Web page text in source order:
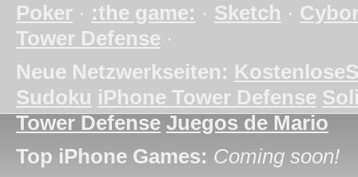
Poker · :the game: · Sketch ·
Tower Defense ·
Neue Netzwerkseiten:
Sudoku iPhone Tower Defense
Tower Defense Juegos de Mario
Top iPhone Games: Coming soon!